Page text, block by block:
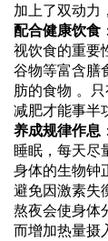
加上了双动力
配合健康饮食
视饮食的重要
谷物等富含膳
肪的食物 。
减肥才能事半
养成规律作息
睡眠，每天尽
身体的生物钟
避免因激素失
熬夜会使身体
而增加热量摄